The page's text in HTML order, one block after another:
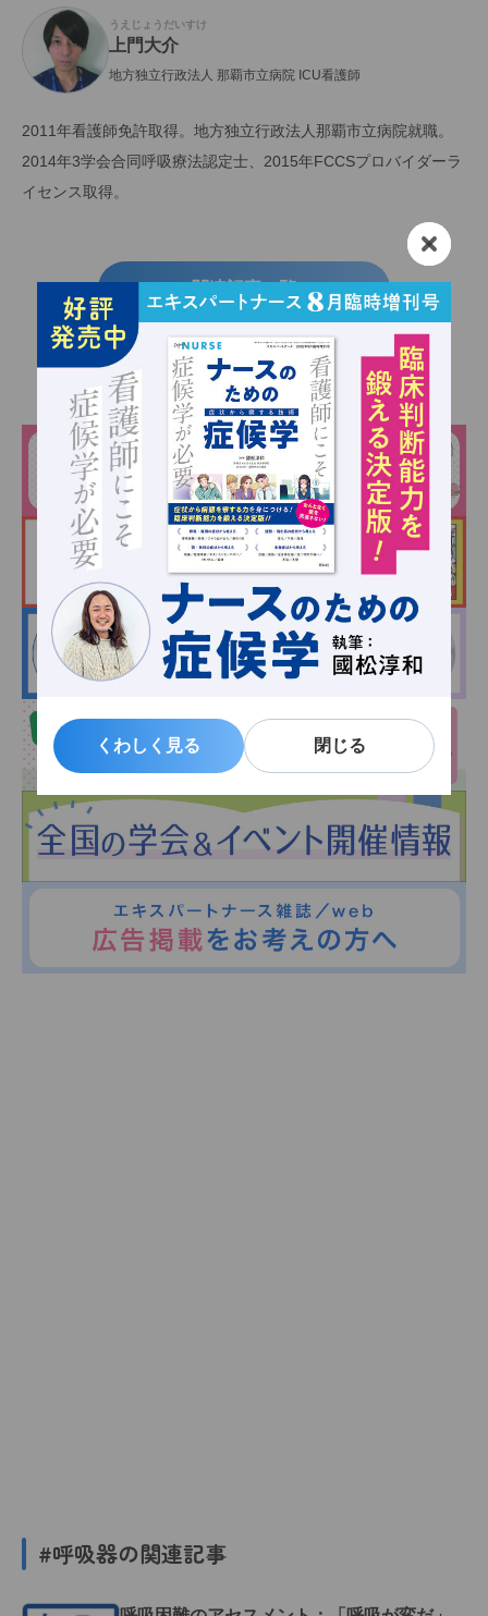
くわしく見る 閉じる
くわしく見る 閉じる
うえじょうだいすけ
上門大介
地方独立行政法人 那覇市立病院 ICU看護師
2011年看護師免許取得。地方独立行政法人那覇市立病院就職。
2014年3学会合同呼吸療法認定士、2015年FCCSプロバイダーラ
イセンス取得。
関連記事一覧
#呼吸器の関連記事